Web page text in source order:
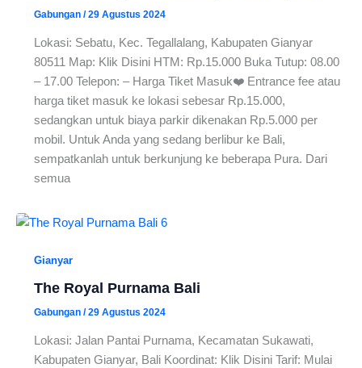
Gabungan /29 Agustus 2024
Lokasi: Sebatu, Kec. Tegallalang, Kabupaten Gianyar
80511 Map: Klik Disini HTM: Rp.15.000 Buka Tutup: 08.00
– 17.00 Telepon: – Harga Tiket Masuk❤️ Entrance fee atau
harga tiket masuk ke lokasi sebesar Rp.15.000,
sedangkan untuk biaya parkir dikenakan Rp.5.000 per
mobil. Untuk Anda yang sedang berlibur ke Bali,
sempatkanlah untuk berkunjung ke beberapa Pura. Dari
semua
Gianyar
The Royal Purnama Bali
Gabungan /29 Agustus 2024
Lokasi: Jalan Pantai Purnama, Kecamatan Sukawati,
Kabupaten Gianyar, Bali Koordinat: Klik Disini Tarif: Mulai